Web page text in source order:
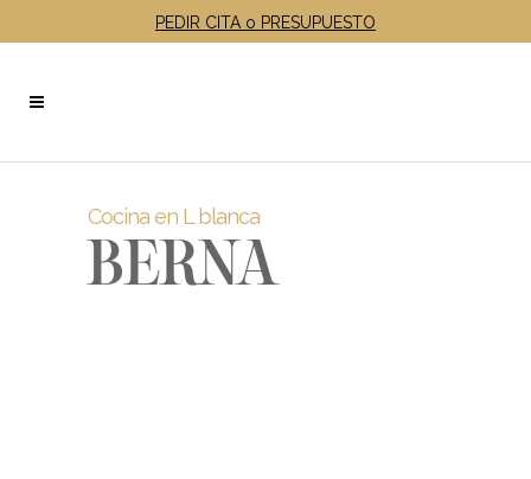
PEDIR CITA o PRESUPUESTO
Cocina en L blanca
BERNA